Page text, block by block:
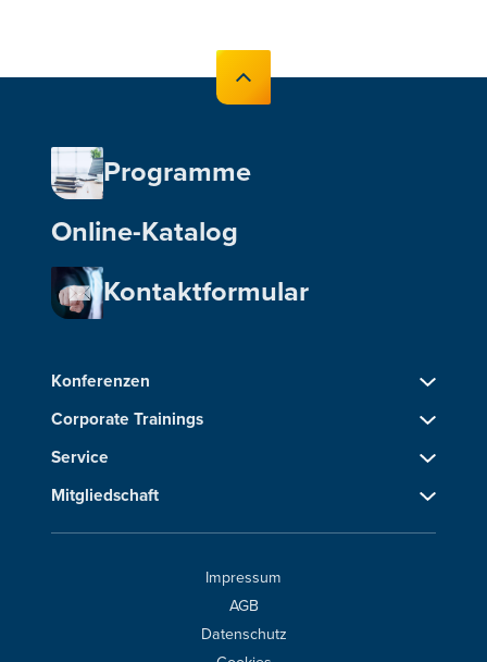
Programme
Online-Katalog
Kontaktformular
Konferenzen
Corporate Trainings
Service
Mitgliedschaft
Impressum
AGB
Datenschutz